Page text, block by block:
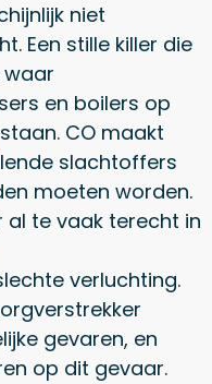
niet
Een stille killer die
waar
en boilers op
CO maakt
slachtoffers
moeten worden.
te vaak terecht in
verluchting.
gevaren, en
op dit gevaar.